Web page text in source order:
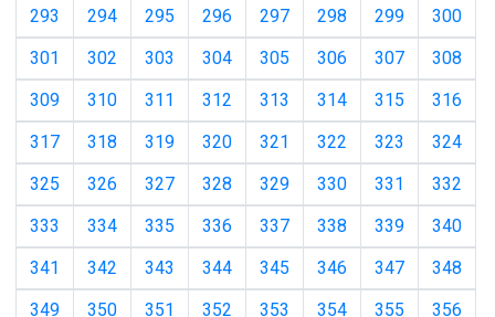
293
294 295 296 297 298 299
300
301
302 303 304 305 306 307
308
309
310 311 312 313 314 315
316
317
318 319 320 321 322 323
324
325
326 327 328 329 330 331
332
333
334 335 336 337 338 339
340
341
342 343 344 345 346 347
348
349
350 351 352 353 354 355
356